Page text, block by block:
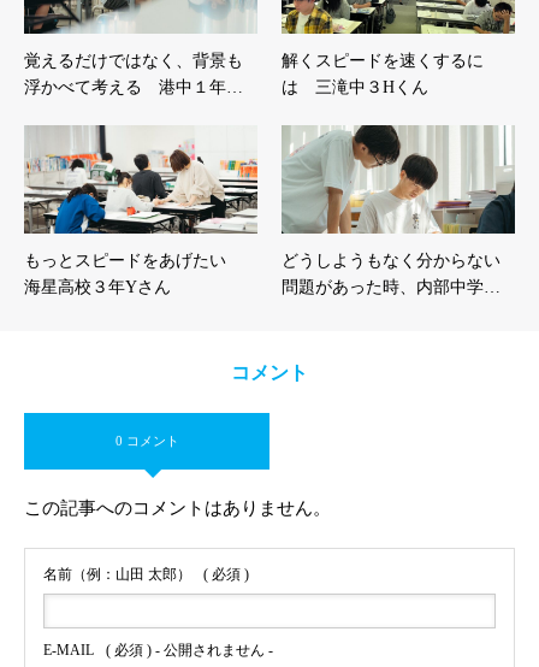
覚えるだけではなく、背景も
浮かべて考える 港中１年…
解くスピードを速くするに
は 三滝中３Hくん
もっとスピードをあげたい
海星高校３年Yさん
どうしようもなく分からない
問題があった時、内部中学…
コメント
0 コメント
この記事へのコメントはありません。
名前（例：山田 太郎） ( 必須 )
E-MAIL ( 必須 ) - 公開されません -